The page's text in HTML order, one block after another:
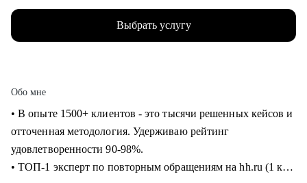
Выбрать услугу
Обо мне
• В опыте 1500+ клиентов - это тысячи решенных кейсов и
отточенная методология. Удерживаю рейтинг
удовлетворенности 90-98%.
• ТОП-1 эксперт по повторным обращениям на hh.ru (1 кв.